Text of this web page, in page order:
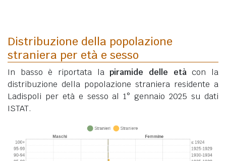
Distribuzione della popolazione
straniera per età e sesso
In basso è riportata lapiramide delle etàcon la
distribuzione della popolazione straniera residente a
Ladispoli per età e sesso al 1° gennaio 2025 su dati
ISTAT.